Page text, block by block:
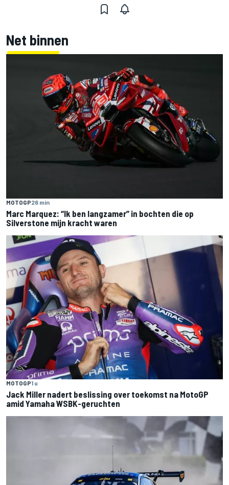
Net binnen
MOTOGP26 min
Marc Marquez: “Ik ben langzamer” in bochten die op
Silverstone mijn kracht waren
MOTOGP1 u
Jack Miller nadert beslissing over toekomst na MotoGP
amid Yamaha WSBK-geruchten